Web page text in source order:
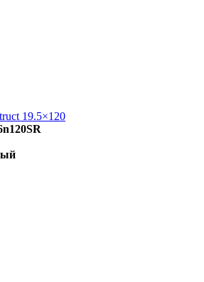
19.5×120